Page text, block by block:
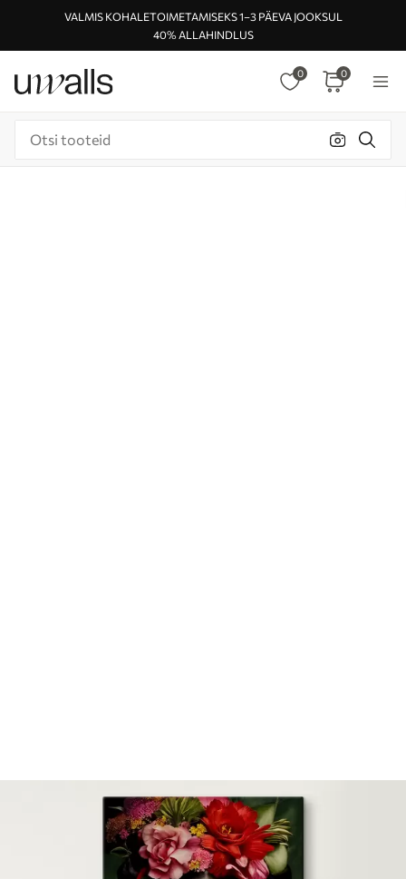
VALMIS KOHALETOIMETAMISEKS 1–3 PÄEVA JOOKSUL
40% ALLAHINDLUS
0 0